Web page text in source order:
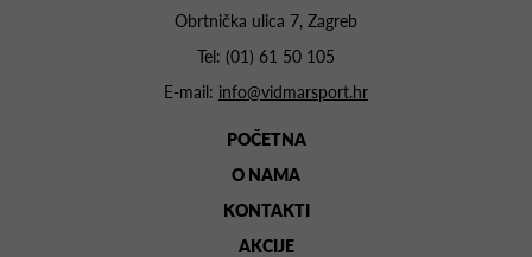
Obrtnička ulica 7, Zagreb
Tel: (01) 61 50 105
E-mail: info@vidmarsport.hr
POČETNA
O NAMA
KONTAKTI
AKCIJE